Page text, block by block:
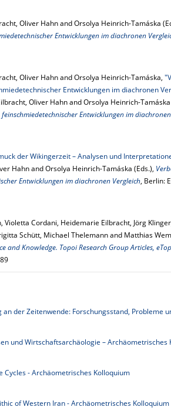
Oliver Hahn and Orsolya Heinrich-Tamáska
Entwicklungen im diachronen
Oliver Hahn and Orsolya Heinrich-Tamáska,
Entwicklungen im diachronen
Oliver Hahn and Orsolya Heinrich-Tamáska
Entwicklungen im
der Wikingerzeit – Analysen und
Hahn and Orsolya Heinrich-Tamáska (Eds.),
Entwicklungen im diachronen Vergleich, Berlin:
Cordani, Heidemarie Eilbracht, Jörg
Schütt, Michael Thelemann and Matthias
and Knowledge. Topoi Research Group Articles,
an der Zeitenwende: Forschungsstand, Probleme
und Wirtschaftsarchäologie – Archäometrisches
Cycles - Archäometrisches Kolloquium
of Western Iran - Archäometrisches Kolloquium